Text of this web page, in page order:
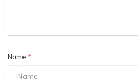
Name *